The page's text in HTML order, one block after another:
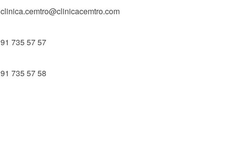
clinica.cemtro@clinicacemtro.com
91 735 57 57
91 735 57 58